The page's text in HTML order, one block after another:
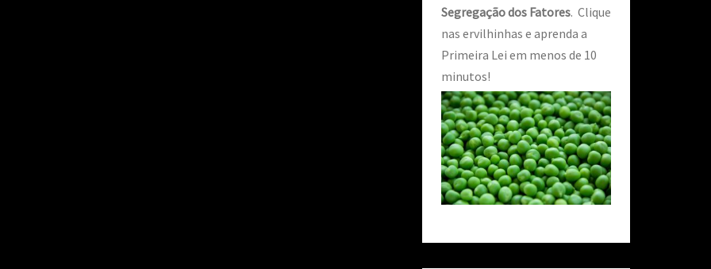
Segregação dos Fatores. Clique
nas ervilhinhas e aprenda a
Primeira Lei em menos de 10
minutos!